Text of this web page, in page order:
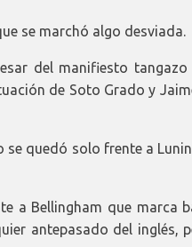
se marchó algo desviada.
del manifiesto tangazo
de Soto Grado y
quedó solo frente a
a Bellingham que marca
antepasado del inglés,